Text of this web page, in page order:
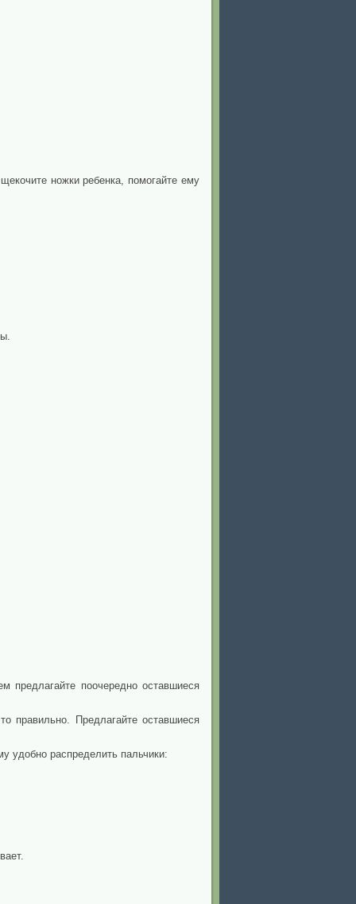
ножки ребенка, помогайте ему
предлагайте поочередно оставшиеся
правильно. Предлагайте оставшиеся
удобно распределить пальчики: